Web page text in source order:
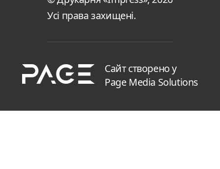
Усі права захищені.
Сайт створено у
Page Media Solutions